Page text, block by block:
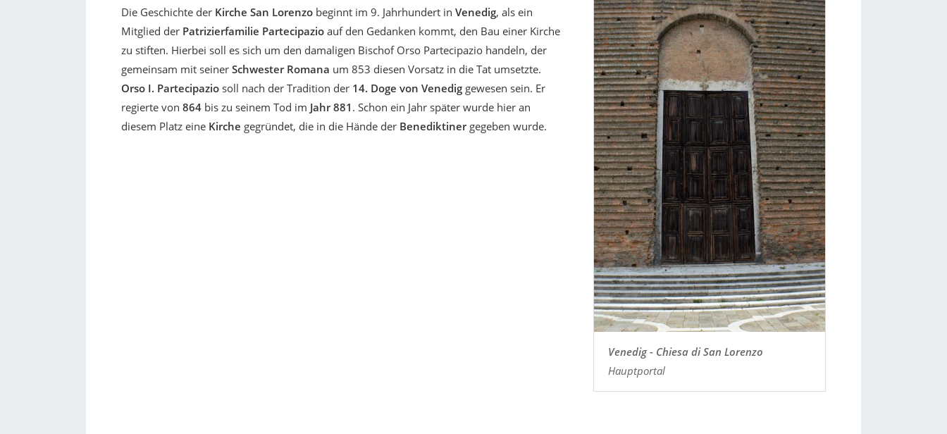
Venedig - Chiesa di San Lorenzo
Hauptportal
Die Geschichte der Kirche San Lorenzo beginnt im 9. Jahrhundert in Venedig, als ein
Mitglied der Patrizierfamilie Partecipazio auf den Gedanken kommt, den Bau einer Kirche
zu stiften. Hierbei soll es sich um den damaligen Bischof Orso Partecipazio handeln, der
gemeinsam mit seiner Schwester Romana um 853 diesen Vorsatz in die Tat umsetzte.
Orso I. Partecipazio soll nach der Tradition der 14. Doge von Venedig gewesen sein. Er
regierte von 864 bis zu seinem Tod im Jahr 881 . Schon ein Jahr später wurde hier an
diesem Platz eine Kirche gegründet, die in die Hände der Benediktinergegeben wurde.